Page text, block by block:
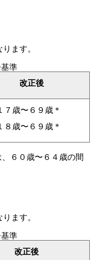
ます。
準
改正後
７歳〜６９歳＊
８歳〜６９歳＊
６０歳〜６４歳の間
ます。
準
改正後